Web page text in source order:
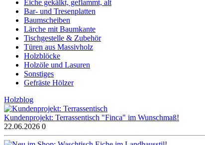
Eiche gekälkt, geflammt, alt
Bar- und Tresenplatten
Baumscheiben
Lärche mit Baumkante
Tischgestelle & Zubehör
Türen aus Massivholz
Holzblöcke
Holzöle und Lasuren
Sonstiges
Gefräste Hölzer
Holzblog
Kundenprojekt: Terrassentisch "Finca" im Wunschmaß!
22.06.2026 0